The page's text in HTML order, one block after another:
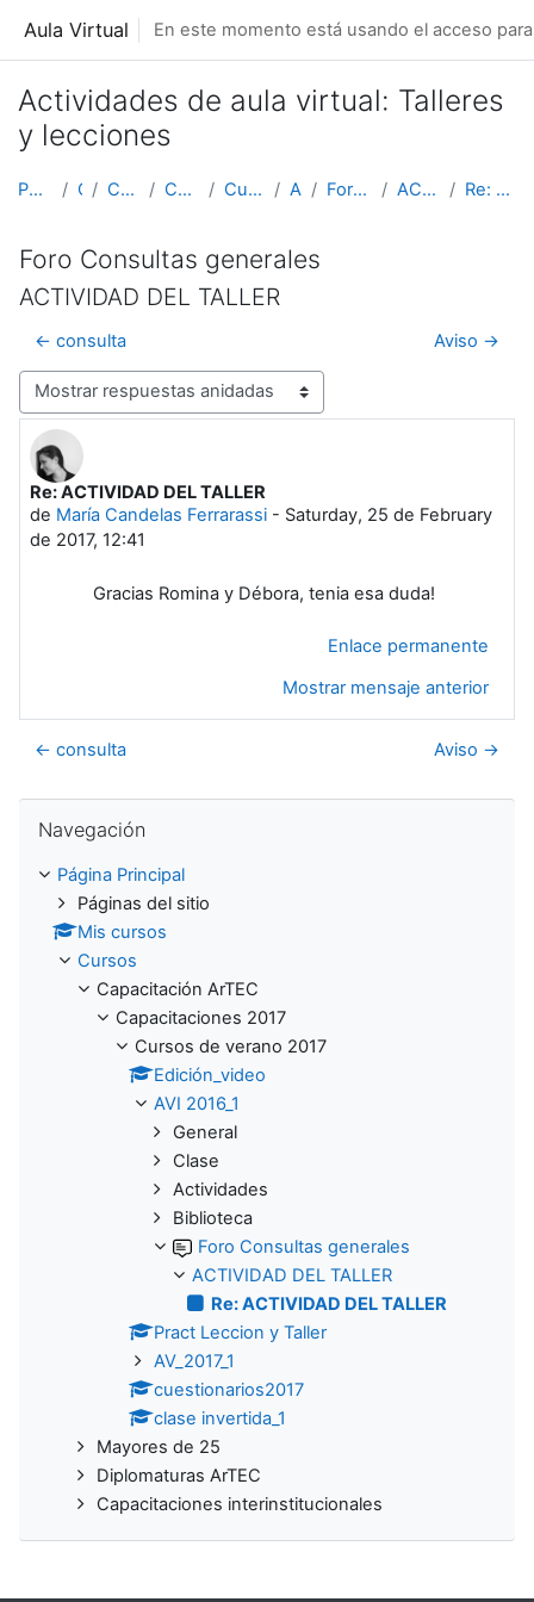
Aula Virtual En este momento está usando el acceso
Actividades de aula virtual: Talleres
y lecciones
Página Principal Cursos Capacitación ArTEC Capacitaciones 2017 Cursos de verano 2017 AVI 2016_1 Foro Consultas generales ACTIVIDAD DEL TALLER Re: ACTIVIDAD DEL TALLER
Foro Consultas generales
ACTIVIDAD DEL TALLER
← consulta Aviso →
Mostrar modo
Re: ACTIVIDAD DEL TALLER
de María Candelas Ferrarassi - Saturday, 25 de February
de 2017, 12:41
Número de respuestas: 0
Gracias Romina y Débora, tenia esa duda!
Enlace permanente
Mostrar mensaje anterior
← consulta Aviso →
Navegación
Página Principal
Páginas del sitio
Mis cursos
Cursos
Capacitación ArTEC
Capacitaciones 2017
Cursos de verano 2017
Edición_video
AVI 2016_1
General
Clase
Actividades
Biblioteca
Foro Consultas generales
ACTIVIDAD DEL TALLER
Re: ACTIVIDAD DEL TALLER
Pract Leccion y Taller
AV_2017_1
cuestionarios2017
clase invertida_1
Mayores de 25
Diplomaturas ArTEC
Capacitaciones interinstitucionales